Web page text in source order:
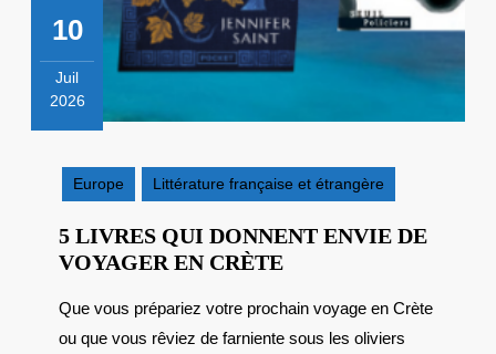
10
Juil
2026
2026
Europe
Littérature française et étrangère
5 LIVRES QUI DONNENT ENVIE DE
VOYAGER EN CRÈTE5
QUI
DONNENT
Que vous prépariez votre prochain voyage en Crète
ou que vous rêviez de farniente sous les oliviers